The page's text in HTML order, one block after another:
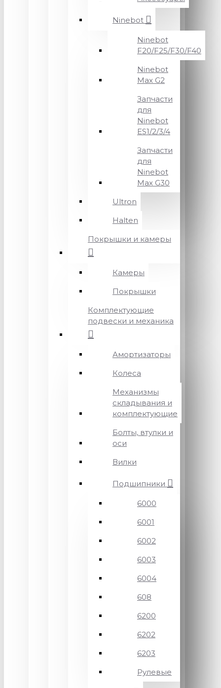
Ninebot
Ninebot
F20/F25/F30/F40
Ninebot
Max G2
Запчасти
для
Ninebot
ES1/2/3/4
Запчасти
для
Ninebot
Max G30
Ultron
Halten
Покрышки и камеры
Камеры
Покрышки
Комплектующие
подвески и механика
Амортизаторы
Колеса
Механизмы
складывания и
комплектующие
Болты, втулки и
оси
Вилки
Подшипники
6000
6001
6002
6003
6004
608
6200
6202
6203
Рулевые